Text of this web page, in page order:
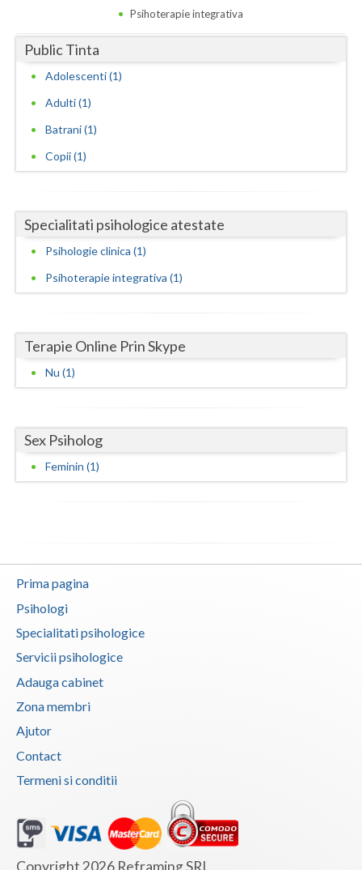
Dolj
Galati
Giurgiu
Harghita
Ialomita
Maramures
Mehedinti
Neamt
Olt
Sibiu
Teleorman
Timis
Valcea
Vaslui
Vrancea
Psihoterapie integrativa
Public Tinta
Adolescenti (1)
Adulti (1)
Batrani (1)
Copii (1)
Specialitati psihologice atestate
Psihologie clinica (1)
Psihoterapie integrativa (1)
Terapie Online Prin Skype
Nu (1)
Sex Psiholog
Feminin (1)
Prima pagina
Psihologi
Specialitati psihologice
Servicii psihologice
Adauga cabinet
Zona membri
Ajutor
Contact
Termeni si conditii
Copyright 2026 Reframing SRL